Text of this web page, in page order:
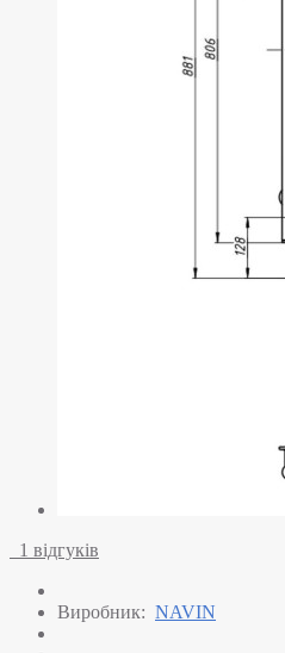
1 відгуків
Виробник: NAVIN